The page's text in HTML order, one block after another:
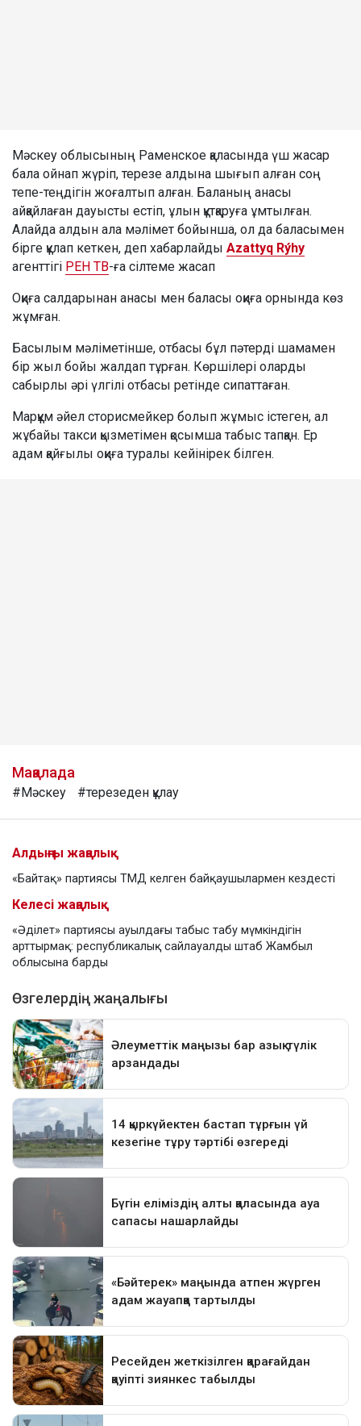
Мәскеу облысының Раменское қаласында үш жасар
бала ойнап жүріп, терезе алдына шығып алған соң
тепе-теңдігін жоғалтып алған. Баланың анасы
айқайлаған дауысты естіп, ұлын құтқаруға ұмтылған.
Алайда алдын ала мәлімет бойынша, ол да баласымен
бірге құлап кеткен, деп хабарлайды Azattyq Rýhy
агенттігі РЕН ТВ-ға сілтеме жасап
Оқиға салдарынан анасы мен баласы оқиға орнында көз
жұмған.
Басылым мәліметінше, отбасы бұл пәтерді шамамен
бір жыл бойы жалдап тұрған. Көршілері оларды
сабырлы әрі үлгілі отбасы ретінде сипаттаған.
Марқұм әйел сторисмейкер болып жұмыс істеген, ал
жұбайы такси қызметімен қосымша табыс тапқан. Ер
адам қайғылы оқиға туралы кейінірек білген.
Мақалада
#Мәскеу #терезеден құлау
Алдыңғы жаңалық
«Байтақ» партиясы ТМД келген байқаушылармен кездесті
Келесі жаңалық
«Әділет» партиясы ауылдағы табыс табу мүмкіндігін
арттырмақ: республикалық сайлауалды штаб Жамбыл
облысына барды